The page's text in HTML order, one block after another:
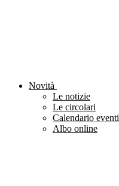
Novità
Le notizie
Le circolari
Calendario eventi
Albo online